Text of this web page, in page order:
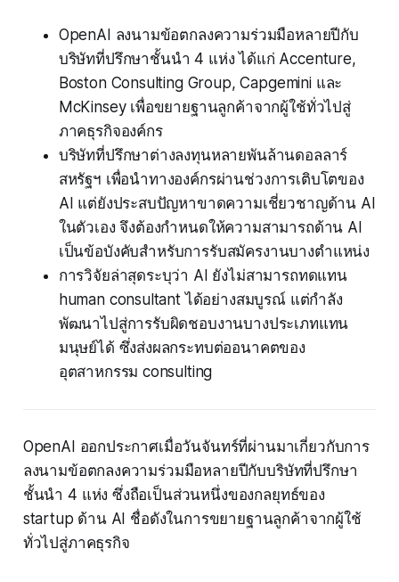
OpenAI ลงนามข้อตกลงความร่วมมือหลายปีกับ
บริษัทที่ปรึกษาชั้นนำ 4 แห่ง ได้แก่ Accenture,
Boston Consulting Group, Capgemini และ
McKinsey เพื่อขยายฐานลูกค้าจากผู้ใช้ทั่วไปสู่
ภาคธุรกิจองค์กร
บริษัทที่ปรึกษาต่างลงทุนหลายพันล้านดอลลาร์
สหรัฐฯ เพื่อนำทางองค์กรผ่านช่วงการเติบโตของ
AI แต่ยังประสบปัญหาขาดความเชี่ยวชาญด้าน AI
ในตัวเอง จึงต้องกำหนดให้ความสามารถด้าน AI
เป็นข้อบังคับสำหรับการรับสมัครงานบางตำแหน่ง
การวิจัยล่าสุดระบุว่า AI ยังไม่สามารถทดแทน
human consultant ได้อย่างสมบูรณ์ แต่กำลัง
พัฒนาไปสู่การรับผิดชอบงานบางประเภทแทน
มนุษย์ได้ ซึ่งส่งผลกระทบต่ออนาคตของ
อุตสาหกรรม consulting
OpenAI ออกประกาศเมื่อวันจันทร์ที่ผ่านมาเกี่ยวกับการ
ลงนามข้อตกลงความร่วมมือหลายปีกับบริษัทที่ปรึกษา
ชั้นนำ 4 แห่ง ซึ่งถือเป็นส่วนหนึ่งของกลยุทธ์ของ
startup ด้าน AI ชื่อดังในการขยายฐานลูกค้าจากผู้ใช้
ทั่วไปสู่ภาคธุรกิจ